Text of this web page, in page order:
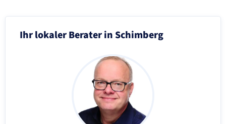
Ihr lokaler Berater in Schimberg